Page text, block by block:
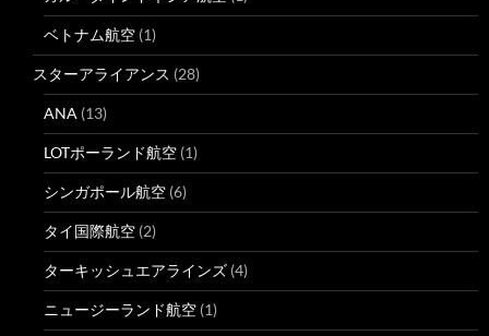
ベトナム航空 (1)
スターアライアンス (28)
ANA (13)
LOTポーランド航空 (1)
シンガポール航空 (6)
タイ国際航空 (2)
ターキッシュエアラインズ (4)
ニュージーランド航空 (1)